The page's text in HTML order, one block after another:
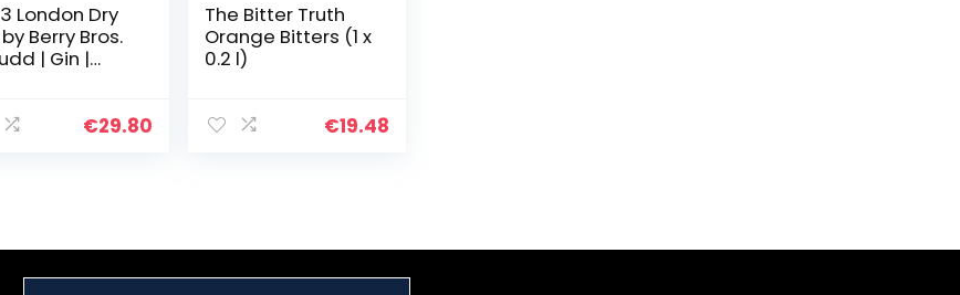
London Dry
Berry Bros.
| Gin |
Gin der
€29.80
The Bitter Truth
Orange Bitters (1 x
0.2 l)
€19.48